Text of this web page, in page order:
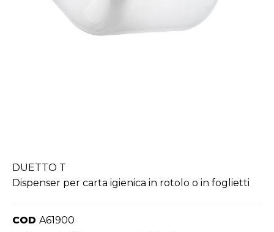
DUETTO T
Dispenser per carta igienica in rotolo o in foglietti
COD A61900